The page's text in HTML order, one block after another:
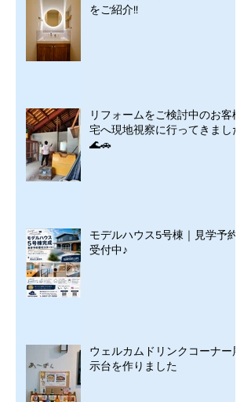
をご紹介!!
リフォームをご検討中のお客様
宅へ現地視察に行ってきました
🌊🚗
モデルハウス5号棟｜見学予約
受付中♪
ウェルカムドリンクコーナー展
示台を作りました